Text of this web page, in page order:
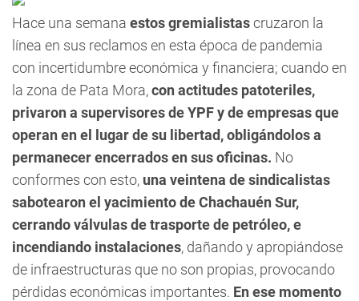
Hace una semana estos gremialistascruzaron la
línea en sus reclamos en esta época de pandemia
con incertidumbre económica y financiera; cuando en
la zona de Pata Mora,con actitudes patoteriles,
privaron a supervisores de YPF y de empresas que
operan en el lugar de su libertad, obligándolos a
permanecer encerrados en sus oficinas. No
conformes con esto, una veintena de sindicalistas
sabotearon el yacimiento de Chachauén Sur,
cerrando válvulas de trasporte de petróleo, e
incendiando instalaciones, dañando y apropiándose
de infraestructuras que no son propias, provocando
pérdidas económicas importantes. En ese momento